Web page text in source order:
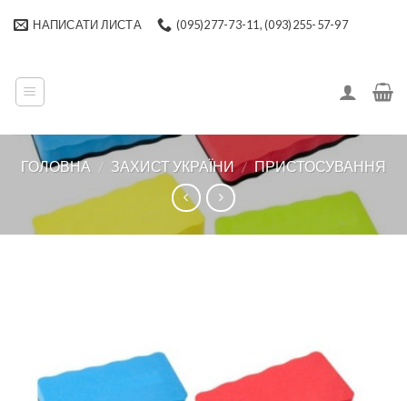
НАПИСАТИ ЛИСТА (095)277-73-11, (093)255-57-97
ГОЛОВНА / ЗАХИСТ УКРАЇНИ / ПРИСТОСУВАННЯ